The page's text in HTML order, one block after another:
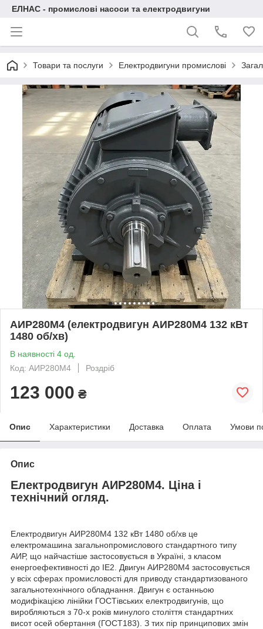
ЕЛНАС - промислові насоси та електродвигуни
Товари та послуги Електродвигуни промислові
АИР280М4 (електродвигун АИР280М4 132 кВт
1480 об/хв)
В наявності 4 од.
Код: АИР280М4
Роздріб
123 000 ₴
Опис Характеристики Доставка Оплата Умови
Опис
Електродвигун АИР280М4. Ціна і
технічний огляд.
Електродвигун АИР280М4 132 кВт 1480 об/хв це
електромашина загальнопромислового стандартного типу
АИР, що найчастіше застосовується в Україні, з класом
енергоефективності до IE2. Двигун АИР280М4 застосовується
у всіх сферах промисловості для приводу стандартизованого
загальнотехнічного обладнання. Двигун є останньою
модифікацією лінійки ГОСТівських електродвигунів, що
виробляються з 70-х років минулого століття стандартних
висот осей обертання (ГОСТ183). З тих пір принципових змін